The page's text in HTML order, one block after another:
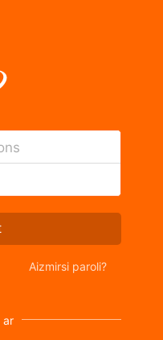
Aizmirsi paroli?
ar